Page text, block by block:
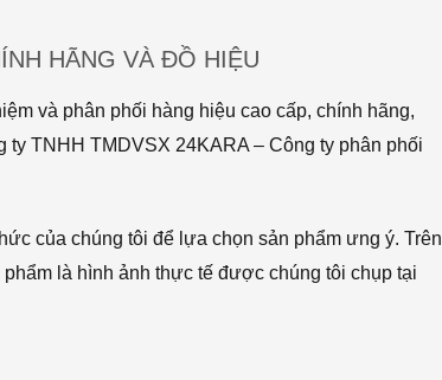
HÃNG VÀ ĐỒ HIỆU
và phân phối hàng hiệu cao cấp, chính hãng,
TNHH TMDVSX 24KARA – Công ty phân phối
của chúng tôi để lựa chọn sản phẩm ưng ý. Trên
là hình ảnh thực tế được chúng tôi chụp tại